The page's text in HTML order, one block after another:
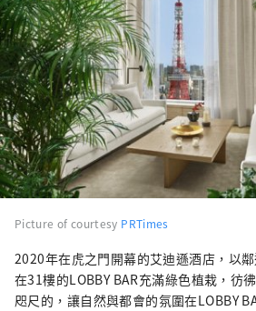
Picture of courtesy PRTimes
2020年在虎之門開幕的艾迪遜酒店，以
在31樓的LOBBY BAR充滿綠色植栽，彷
咫尺的，讓自然與都會的氛圍在LOBBY